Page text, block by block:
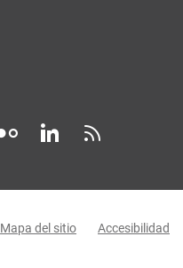
Mapa del sitio Accesibilidad